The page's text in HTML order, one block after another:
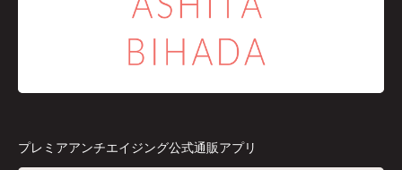
プレミアアンチエイジング公式通販アプリ